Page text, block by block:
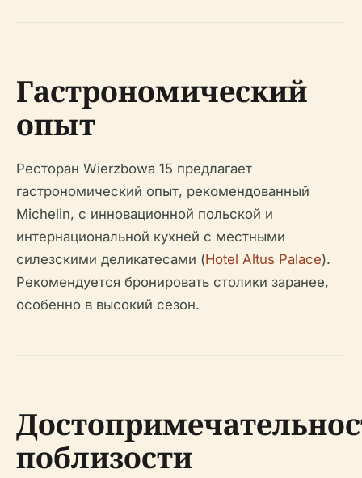
Гастрономический
опыт
Ресторан Wierzbowa 15 предлагает
гастрономический опыт, рекомендованный
Michelin, с инновационной польской и
интернациональной кухней с местными
силезскими деликатесами (Hotel Altus Palace).
Рекомендуется бронировать столики заранее,
особенно в высокий сезон.
поблизости